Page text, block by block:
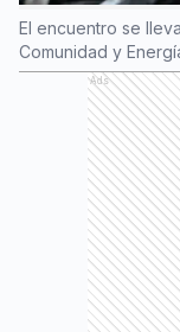
El encuentro se
Comunidad y
Ads